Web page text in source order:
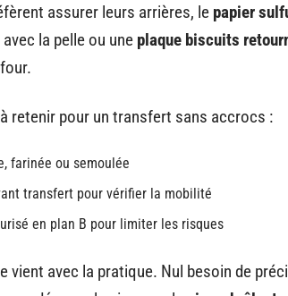
assurer leurs arrières, le papier
la pelle ou une plaque biscuits
retenir pour un transfert sans accrocs :
farinée ou semoulée
transfert pour vérifier la mobilité
en plan B pour limiter les risques
vient avec la pratique. Nul besoin de